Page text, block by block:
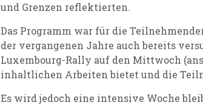
und Grenzen reflektierten.
Das Programm war für die
der vergangenen Jahre auch bereits
Luxembourg-Rally auf den Mittwoch
inhaltlichen Arbeiten bietet und die
Es wird jedoch eine intensive Woche